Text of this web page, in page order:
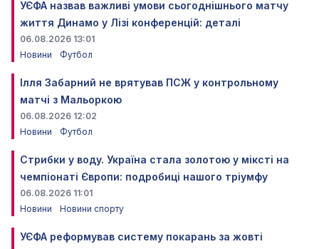
УЄФА назвав важливі умови сьогоднішнього матчу
життя Динамо у Лізі конференцій: деталі
06.08.2026 13:01
Новини
Футбол
Ілля Забарний не врятував ПСЖ у контрольному
матчі з Мальоркою
06.08.2026 12:02
Новини
Футбол
Стрибки у воду. Україна стала золотою у міксті на
чемпіонаті Європи: подробиці нашого тріумфу
06.08.2026 11:01
Новини
Новини спорту
УЄФА реформував систему покарань за жовті